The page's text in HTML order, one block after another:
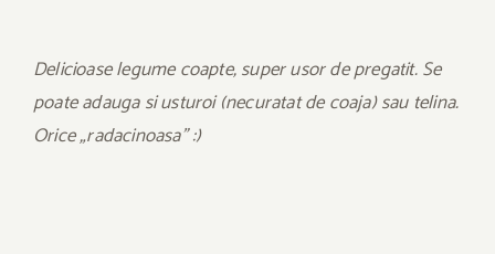
Delicioase legume coapte, super usor de pregatit. Se
poate adauga si usturoi (necuratat de coaja) sau telina.
Orice „radacinoasa” :)